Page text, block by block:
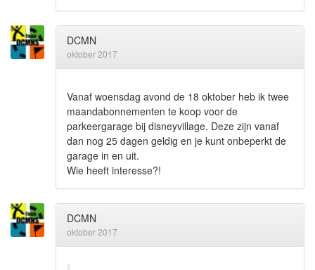
DCMN
oktober 2017
Vanaf woensdag avond de 18 oktober heb ik twee
maandabonnementen te koop voor de
parkeergarage bij disneyvillage. Deze zijn vanaf
dan nog 25 dagen geldig en je kunt onbeperkt de
garage in en uit.
Wie heeft interesse?!
DCMN
oktober 2017